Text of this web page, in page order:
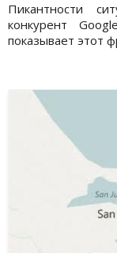
Пикантности
конкурент
показывает этот